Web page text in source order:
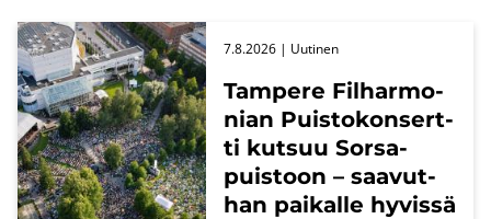
Tam­pe­re Fil­har­mo­
nian Puis­to­kon­sert­
ti kut­suu Sors­a­
puis­toon – saa­vut­
han pai­kal­le hy­vis­sä
7.8.2026 | Uu­ti­nen